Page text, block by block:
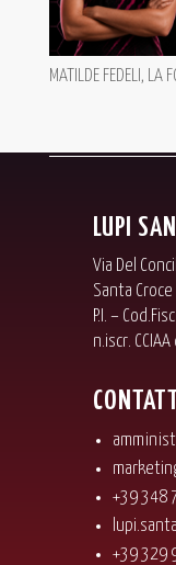
MATILDE FEDELI, LA
LUPI
Via Del
Santa Croce
P.I. –
n.iscr.
+39 348
+39 329